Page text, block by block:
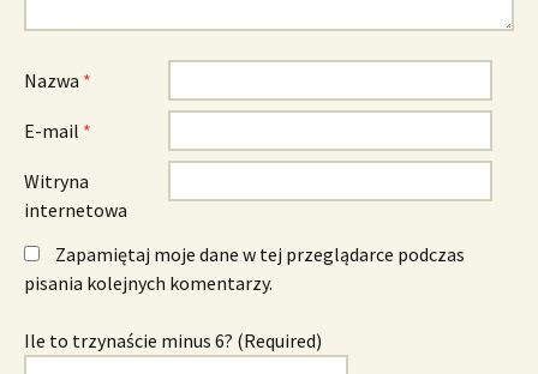
Nazwa *
E-mail *
Witryna
internetowa
Zapamiętaj moje dane w tej przeglądarce podczas
pisania kolejnych komentarzy.
Ile to trzynaście minus 6? (Required)